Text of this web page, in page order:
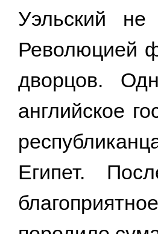
Уэльский не
Революцией
дворцов.
английское
Египет.